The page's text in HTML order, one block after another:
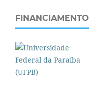
FINANCIAMENTO